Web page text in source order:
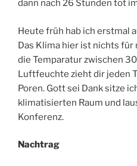
dann nach 26 Stunden tot
Heute früh hab ich erstmal
Das Klima hier ist nichts für
die Temparatur zwischen
Luftfeuchte zieht dir jeden
Poren. Gott sei Dank sitze
klimatisierten Raum und
Konferenz.
Nachtrag